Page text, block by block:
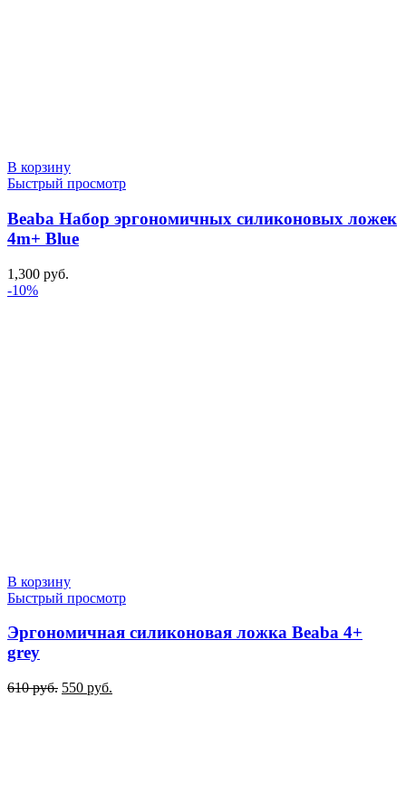
В корзину
Быстрый просмотр
Beaba Набор эргономичных силиконовых ложек
4m+ Blue
1,300 руб.
-10%
В корзину
Быстрый просмотр
Эргономичная силиконовая ложка Beaba 4+
grey
610руб. Первоначальная
550 руб.